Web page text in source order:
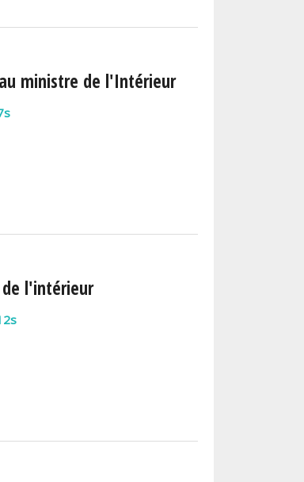
ministre de l'Intérieur
de l'intérieur